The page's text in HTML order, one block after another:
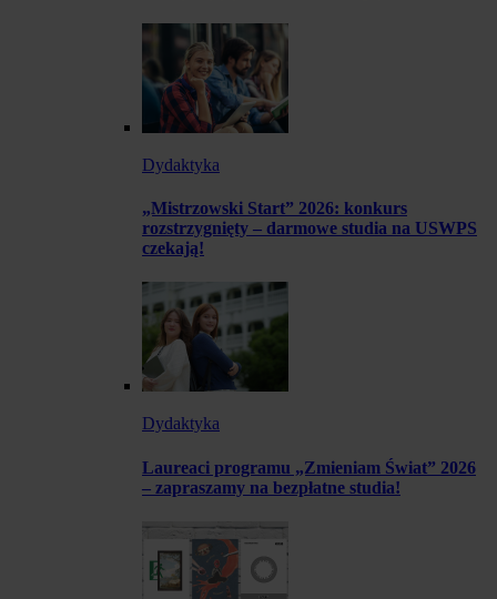
Dydaktyka
„Mistrzowski Start” 2026: konkurs
rozstrzygnięty – darmowe studia na USWPS
czekają!
Dydaktyka
Laureaci programu „Zmieniam Świat” 2026
– zapraszamy na bezpłatne studia!